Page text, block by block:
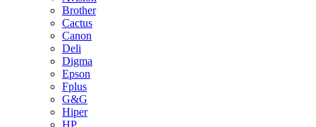
Brother
Cactus
Canon
Deli
Digma
Epson
Fplus
G&G
Hiper